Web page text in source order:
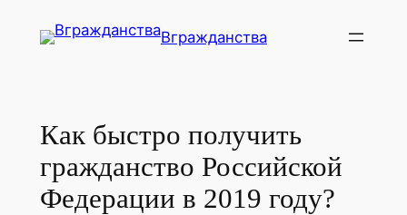
Вгражданства
Как быстро получить
гражданство Российской
Федерации в 2019 году?